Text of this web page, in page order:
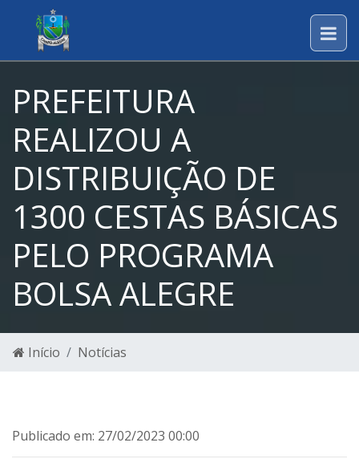
PREFEITURA
REALIZOU A
DISTRIBUIÇÃO DE
1300 CESTAS BÁSICAS
PELO PROGRAMA
BOLSA ALEGRE
Início Notícias
Publicado em: 27/02/2023 00:00